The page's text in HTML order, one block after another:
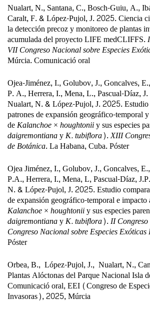
Nualart, N., Santana, C., Bosch-Guiu, A.,
Caralt, F. & López-Pujol, J. 2025. Ciencia
la detección precoz y monitoreo de plantas
acumulada del proyecto LIFE medCLIFFS.
VII Congreso Nacional sobre Especies
Múrcia. Comunicació oral
Ojea-Jiménez, I., Golubov, J., Goncalves,
P. A., Herrera, I., Mena, L., Pascual-Díaz,
Nualart, N.& López-Pujol, J. 2025.
patrones de expansión geográfico-temporal
deKalanchoe×houghtoniiy sus especies
daigremontianayK. tubiflora).XIII
de Botánica. La Habana, Cuba. Póster
Ojea Jiménez, I., Golubov, J., Goncalves,
P.A., Herrera, I., Mena, L, Pascual-Díaz,
N.& López-Pujol, J. 2025. Estudio
de expansión geográfico-temporal e
Kalanchoe×houghtoniiy sus especies
daigremontianayK. tubiflora).II
Congreso Nacional sobre Especies
Póster
Orbea, B., López-Pujol, J., Nualart, N.,
Plantas Alóctonas del Parque Nacional Isla
Comunicació oral, EEI (Congreso de
Invasoras), 2025, Múrcia